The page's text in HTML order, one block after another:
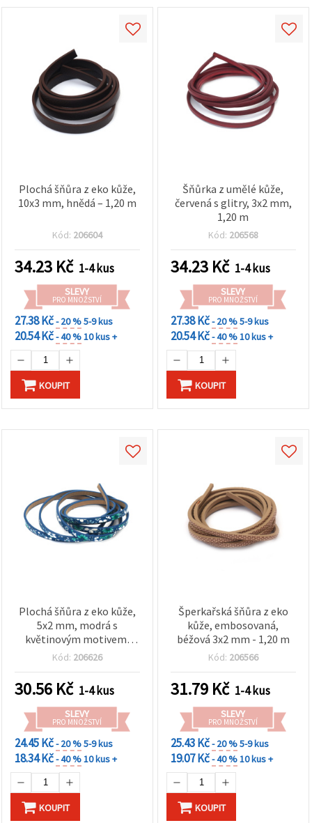
Plochá šňůra z eko kůže,
10x3 mm, hnědá – 1,20 m
Kód: 206604
34.23 Kč 1-4 kus
SLEVY
PRO MNOŽSTVÍ
27.38 Kč- 20 %5-9 kus
20.54 Kč- 40 %10 kus +
KOUPIT
Šňůrka z umělé kůže,
červená s glitry, 3x2 mm,
1,20 m
Kód: 206568
34.23 Kč 1-4 kus
SLEVY
PRO MNOŽSTVÍ
27.38 Kč- 20 %5-9 kus
20.54 Kč- 40 %10 kus +
KOUPIT
Plochá šňůra z eko kůže,
5x2 mm, modrá s
květinovým motivem,
1,20 m
Kód: 206626
30.56 Kč 1-4 kus
SLEVY
PRO MNOŽSTVÍ
24.45 Kč- 20 %5-9 kus
18.34 Kč- 40 %10 kus +
KOUPIT
Šperkařská šňůra z eko
kůže, embosovaná,
béžová 3x2 mm - 1,20 m
Kód: 206566
31.79 Kč 1-4 kus
SLEVY
PRO MNOŽSTVÍ
25.43 Kč- 20 %5-9 kus
19.07 Kč- 40 %10 kus +
KOUPIT